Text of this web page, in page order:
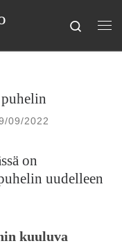
Search
09/2022
on
uudelleen
kuuluva